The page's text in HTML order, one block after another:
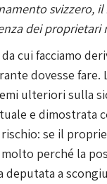
svizzero,
dei
cui facciamo
dovesse
ulteriori sulla
e
se il
perché la
deputata a